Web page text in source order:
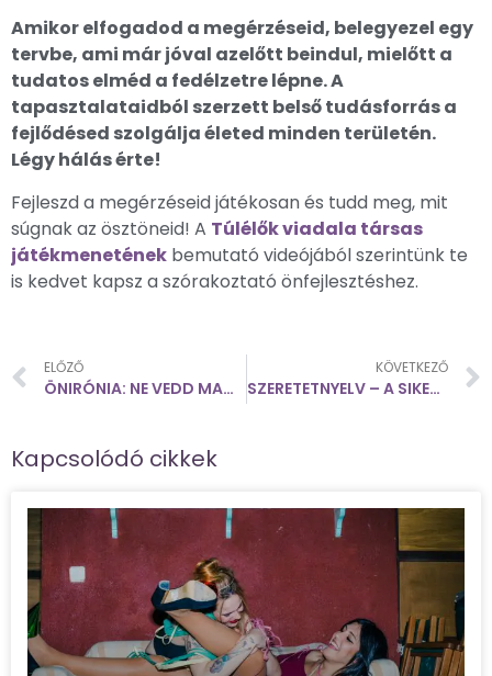
Amikor elfogadod a megérzéseid, belegyezel egy
tervbe, ami már jóval azelőtt beindul, mielőtt a
tudatos elméd a fedélzetre lépne. A
tapasztalataidból szerzett belső tudásforrás a
fejlődésed szolgálja életed minden területén.
Légy hálás érte!
Fejleszd a megérzéseid játékosan és tudd meg, mit
súgnak az ösztöneid! A Túlélők viadala társas
játékmenetének bemutató videójából szerintünk te
is kedvet kapsz a szórakoztató önfejlesztéshez.
ELŐZŐ
ÖNIRÓNIA: NE VEDD MAGAD TÚL KOMOLYAN
KÖVETKEZŐ
SZERETETNYELV – A SIKER KULCSA
Kapcsolódó cikkek